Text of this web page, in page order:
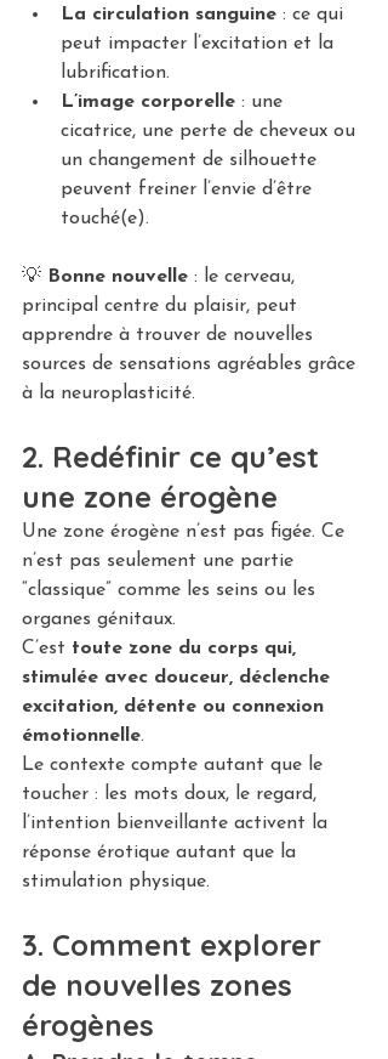
La circulation sanguine : ce qui
peut impacter l’excitation et la
lubrification.
L’image corporelle : une
cicatrice, une perte de cheveux ou
un changement de silhouette
peuvent freiner l’envie d’être
touché(e).
💡 Bonne nouvelle : le cerveau,
principal centre du plaisir, peut
apprendre à trouver de nouvelles
sources de sensations agréables grâce
à la neuroplasticité.
2. Redéfinir ce qu’est
une zone érogène
Une zone érogène n’est pas figée. Ce
n’est pas seulement une partie
“classique” comme les seins ou les
organes génitaux.
C’est toute zone du corps qui,
stimulée avec douceur, déclenche
excitation, détente ou connexion
émotionnelle.
Le contexte compte autant que le
toucher : les mots doux, le regard,
l’intention bienveillante activent la
réponse érotique autant que la
stimulation physique.
3. Comment explorer
de nouvelles zones
érogènes